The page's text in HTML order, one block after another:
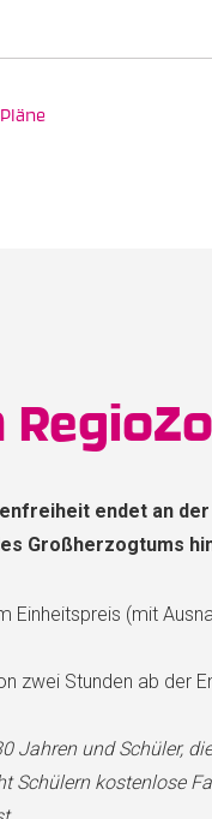
endet an
Großherzogtums
Einheitspreis (mit
zwei Stunden ab der
Jahren und Schüler,
Schülern kostenlose